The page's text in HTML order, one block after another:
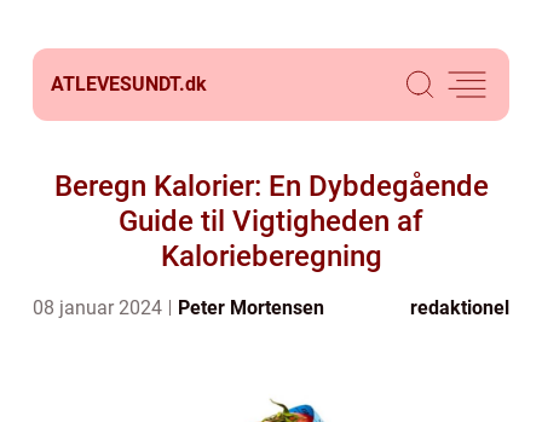
ATLEVESUNDT.dk
Beregn Kalorier: En Dybdegående
Guide til Vigtigheden af
Kalorieberegning
08 januar 2024 Peter Mortensen redaktionel